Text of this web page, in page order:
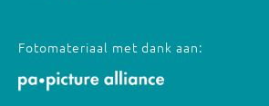
Fotomateriaal met dank aan: